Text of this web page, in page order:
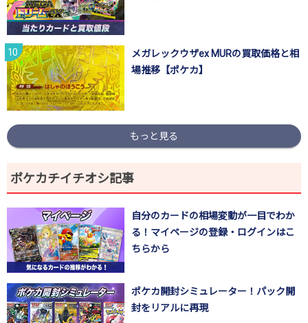
メガレックウザex MURの買取価格と相
場推移【ポケカ】
もっと見る
ポケカチイチオシ記事
自分のカードの相場変動が一目でわか
る！マイページの登録・ログインはこ
ちらから
ポケカ開封シミュレーター！パック開
封をリアルに再現